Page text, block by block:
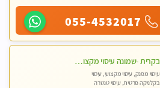
055-4532017
בקרית -שמונה עיסוי מקצועי מפנק עיסוי עם אבנים חמות. מעסה עם תעודות. טיפול מרגיע ומפנק באווירה נעימה ושקטה
עיסוי מפנק, עיסוי מקצועי, עיסוי
בקלניקה פרטית, עיסוי טנטרה